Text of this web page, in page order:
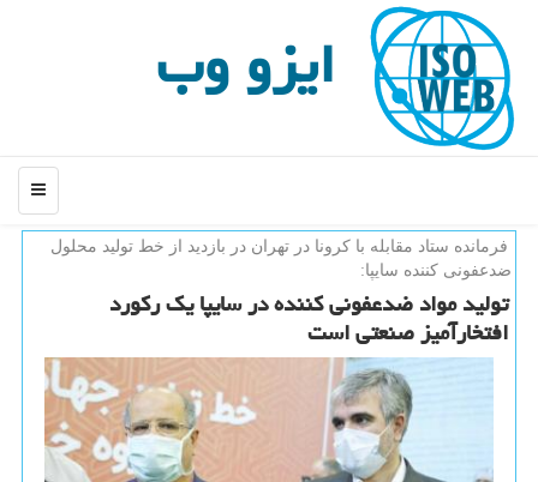
ایزو وب
منو
فرمانده ستاد مقابله با كرونا در تهران در بازدید از خط تولید محلول
ضدعفونی كننده سایپا:
تولید مواد ضدعفونی كننده در سایپا یك ركورد
افتخارآمیز صنعتی است